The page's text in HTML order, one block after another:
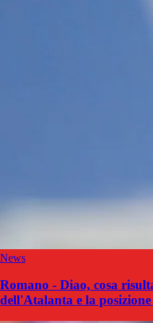
News
Romano - Diao, cosa
dell'Atalanta e la